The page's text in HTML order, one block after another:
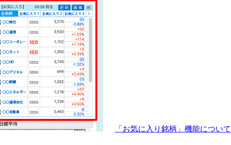
「お気に入り銘柄」機能につい